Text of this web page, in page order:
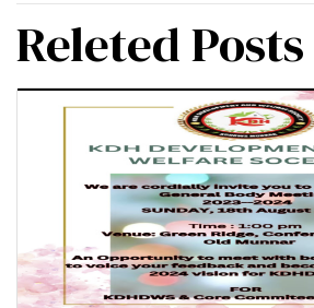
Releted Posts